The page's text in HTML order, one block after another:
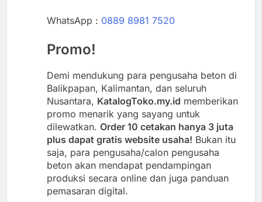
WhatsApp : 0889 8981 7520
Promo!
Demi mendukung para pengusaha beton di
Balikpapan, Kalimantan, dan seluruh
Nusantara, KatalogToko.my.id memberikan
promo menarik yang sayang untuk
dilewatkan. Order 10 cetakan hanya 3 juta
plus dapat gratis website usaha! Bukan itu
saja, para pengusaha/calon pengusaha
beton akan mendapat pendampingan
produksi secara online dan juga panduan
pemasaran digital.